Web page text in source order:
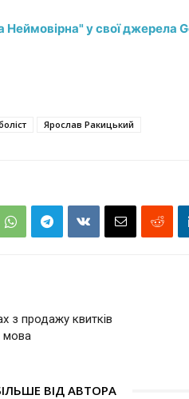
Неймовірна" у свої джерела
Ярослав Ракицький
з продажу квитків
мова
ВІД АВТОРА